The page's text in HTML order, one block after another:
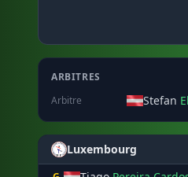
ARBITRES
Arbitre
Stefan
Luxembourg